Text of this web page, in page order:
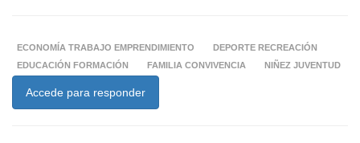
ECONOMÍA TRABAJO EMPRENDIMIENTO
DEPORTE RECREACIÓN
EDUCACIÓN FORMACIÓN
FAMILIA CONVIVENCIA NIÑEZ JUVENTUD
Accede para responder